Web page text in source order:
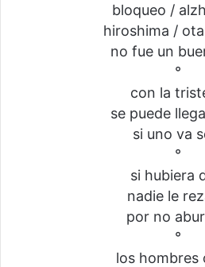
bloqueo /
hiroshima /
no fue un
°
con la
se puede
si uno va
°
si hubiera
nadie le
por no
°
los hombres